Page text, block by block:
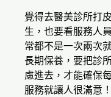
覺得去醫美診所打
生，也要看服務人
常都不是一次兩次
長期保養，要把診
慮進去，才能確保
服務就讓人很滿意